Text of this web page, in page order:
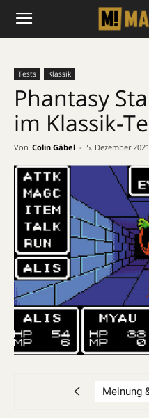
Tests Klassik
Phantasy
im Klassik-
Von Colin Gäbel - 5. Dezember 2021